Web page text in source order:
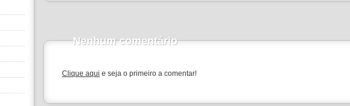
Nenhum comentário
Clique aqui e seja o primeiro a comentar!